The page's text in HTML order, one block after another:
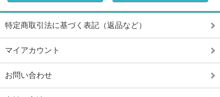
特定商取引法に基づく表記（返品など）
マイアカウント
お問い合わせ